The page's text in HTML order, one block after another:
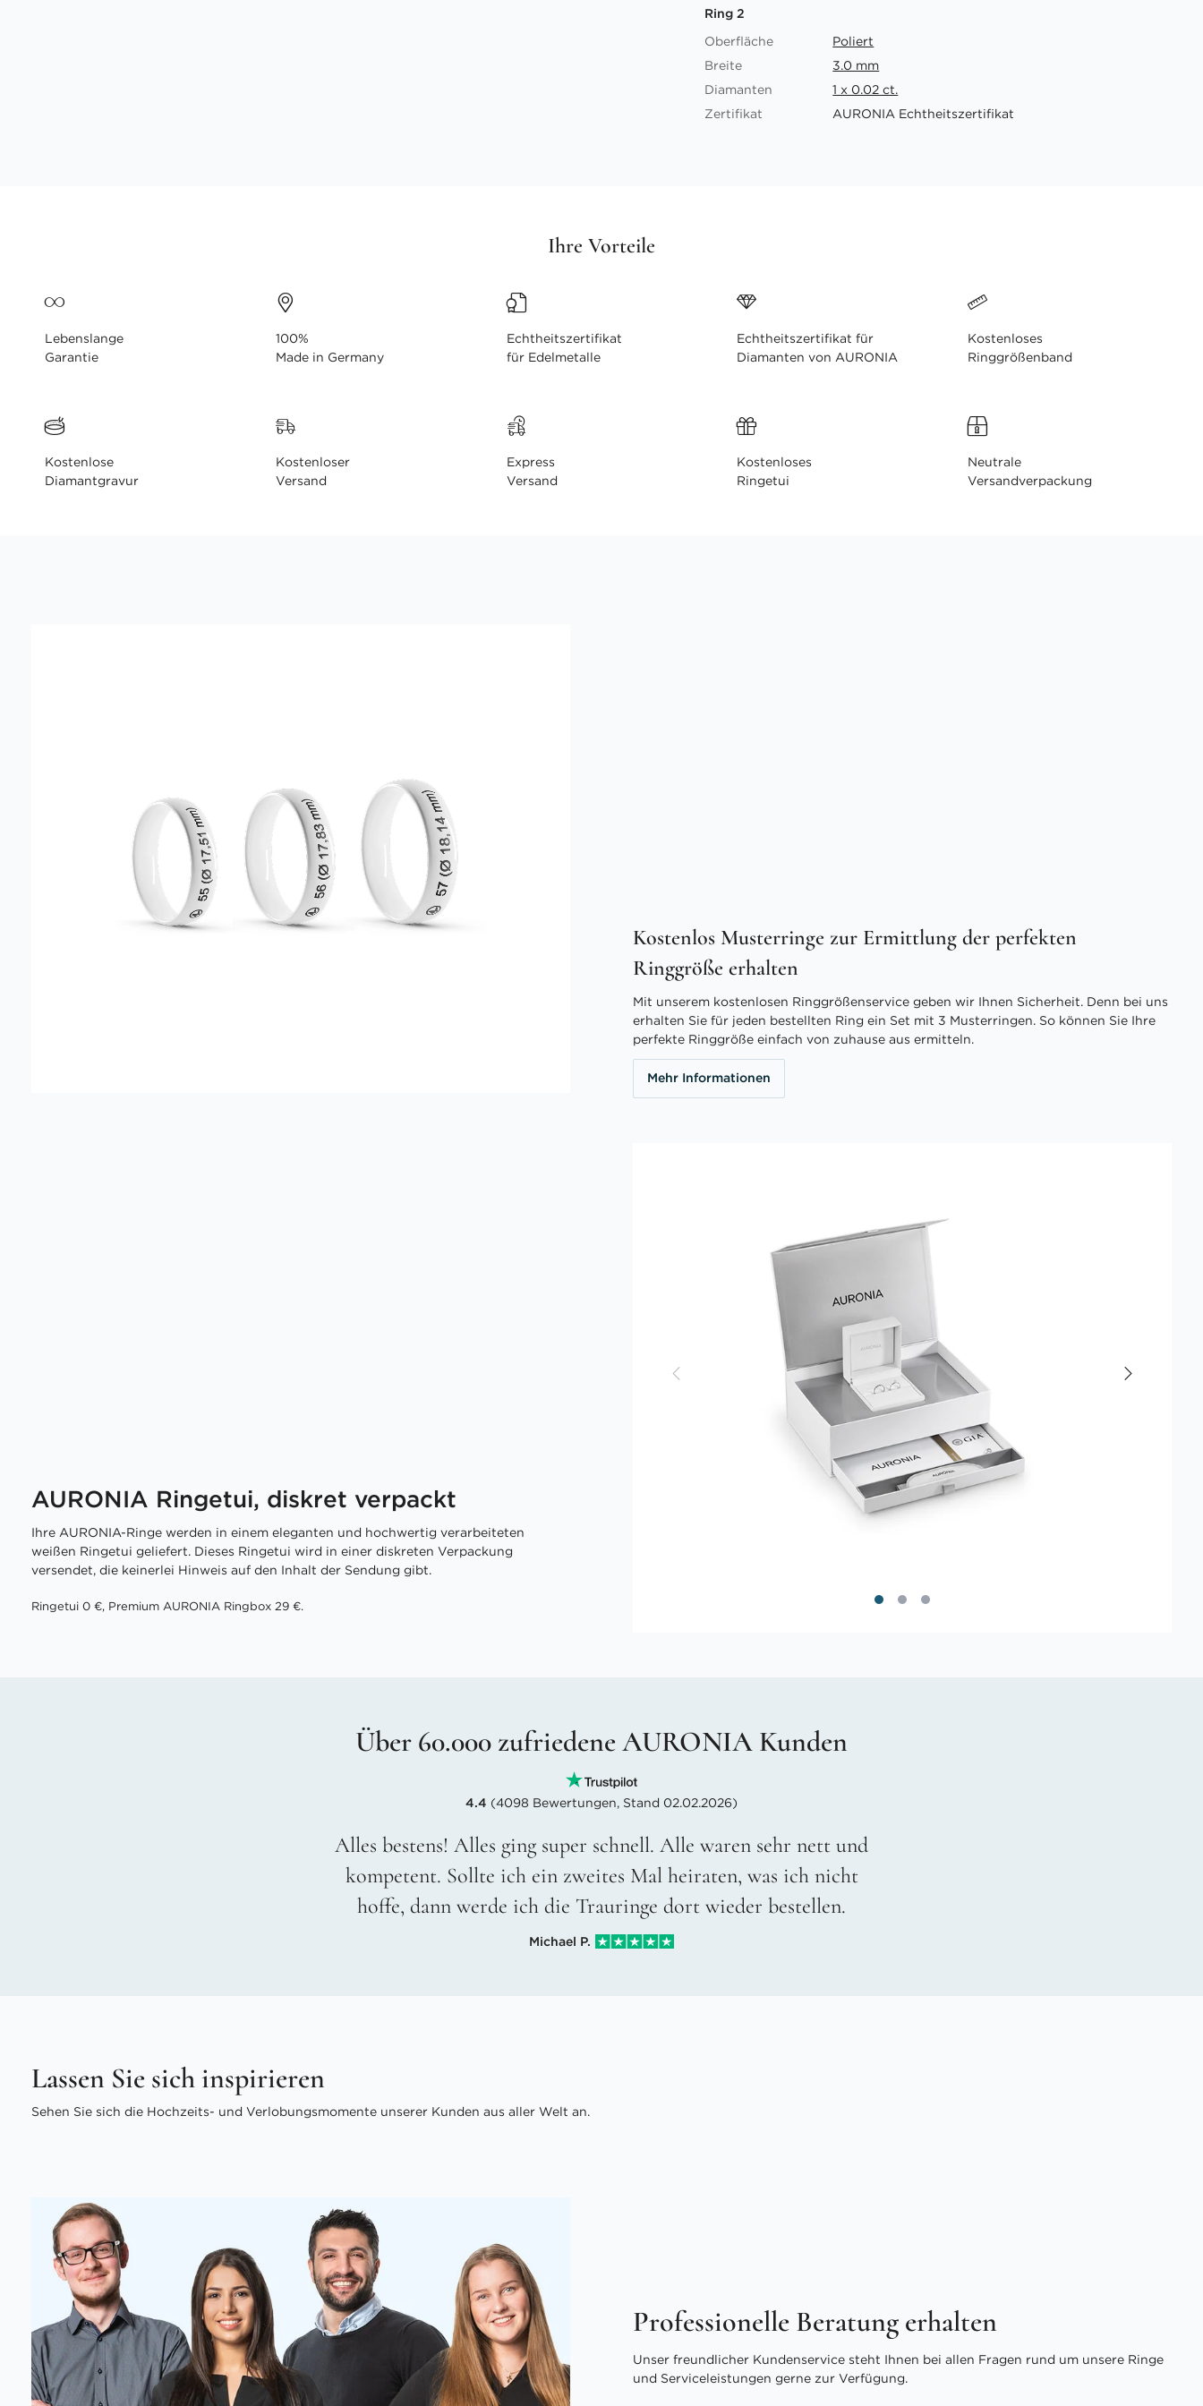
Ring 2
Oberfläche
Poliert
Breite
3.0 mm
Diamanten
1 x 0.02 ct.
Zertifikat
AURONIA Echtheitszertifikat
Ihre Vorteile
Lebenslange
Garantie
100%
Made in Germany
Echtheitszertifikat
für Edelmetalle
Echtheitszertifikat für
Diamanten von AURONIA
Kostenloses
Ringgrößenband
Kostenlose
Diamantgravur
Kostenloser
Versand
Express
Versand
Kostenloses
Ringetui
Neutrale
Versandverpackung
Kostenlos Musterringe zur Ermittlung der perfekten
Ringgröße erhalten
Mit unserem kostenlosen Ringgrößenservice geben wir Ihnen Sicherheit. Denn bei uns
erhalten Sie für jeden bestellten Ring ein Set mit 3 Musterringen. So können Sie Ihre
perfekte Ringgröße einfach von zuhause aus ermitteln.
Mehr Informationen
AURONIA Ringetui, diskret verpackt
Ihre AURONIA-Ringe werden in einem eleganten und hochwertig verarbeiteten
weißen Ringetui geliefert. Dieses Ringetui wird in einer diskreten Verpackung
versendet, die keinerlei Hinweis auf den Inhalt der Sendung gibt.
Ringetui 0 €, Premium AURONIA Ringbox 29 €.
Über 60.000 zufriedene AURONIA Kunden
4.4 (4098 Bewertungen, Stand 02.02.2026)
Alles bestens! Alles ging super schnell. Alle waren sehr nett und
kompetent. Sollte ich ein zweites Mal heiraten, was ich nicht
hoffe, dann werde ich die Trauringe dort wieder bestellen.
Michael P.
Lassen Sie sich inspirieren
Sehen Sie sich die Hochzeits- und Verlobungsmomente unserer Kunden aus aller Welt an.
Professionelle Beratung erhalten
Unser freundlicher Kundenservice steht Ihnen bei allen Fragen rund um unsere Ringe
und Serviceleistungen gerne zur Verfügung.